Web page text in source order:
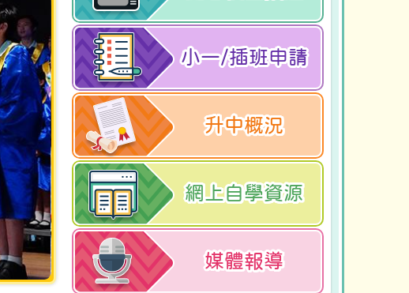
小一/插班申請
升中概況
網上自學資源
媒體報導